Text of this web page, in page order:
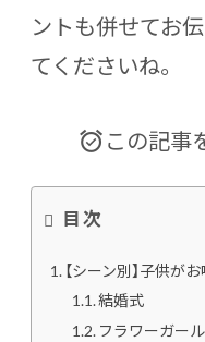
ントも併せてお
てくださいね。
この記事
目次
【シーン別】子供が
結婚式
フラワーガー